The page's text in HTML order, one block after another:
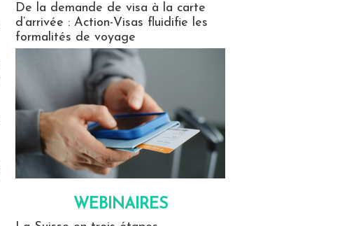
De la demande de visa à la carte
d’arrivée : Action-Visas fluidifie les
formalités de voyage
WEBINAIRES